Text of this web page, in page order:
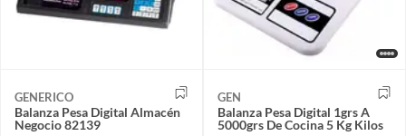
GENERICO
Balanza Pesa Digital Almacén
Negocio 82139
GEN
Balanza Pesa Digital 1grs A
5000grs De Cocina 5 Kg Kilos